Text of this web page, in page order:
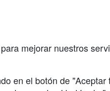
mejorar nuestros
en el botón de